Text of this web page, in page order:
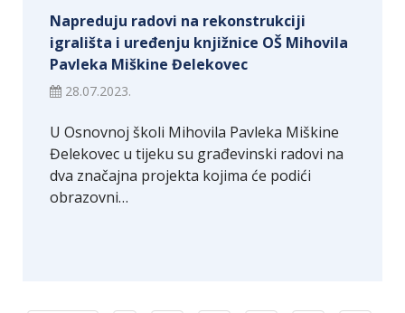
Napreduju radovi na rekonstrukciji
igrališta i uređenju knjižnice OŠ Mihovila
Pavleka Miškine Đelekovec
28.07.2023.
U Osnovnoj školi Mihovila Pavleka Miškine
Đelekovec u tijeku su građevinski radovi na
dva značajna projekta kojima će podići
obrazovni…